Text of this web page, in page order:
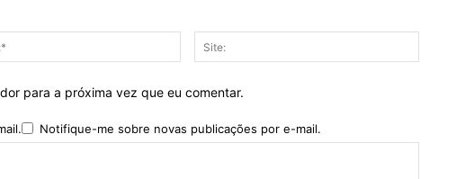
mail:*
para a próxima vez que eu comentar.
Notifique-me sobre novas publicações por e-mail.